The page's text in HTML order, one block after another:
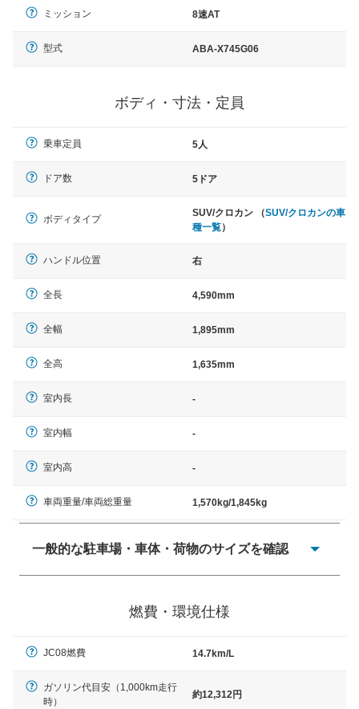
ミッション 8速AT
型式 ABA-X745G06
ボディ・寸法・定員
乗車定員 5人
ドア数 5ドア
ボディタイプ
SUV/クロカン （SUV/クロカンの車
種一覧）
ハンドル位置 右
全長 4,590mm
全幅 1,895mm
全高 1,635mm
室内長 -
室内幅 -
室内高 -
車両重量/車両総重量 1,570kg/1,845kg
一般的な駐車場・車体・荷物のサイズを確認
× 長さ 5,000mm 車路幅 5,000mmというサイズが標準値
燃費・環境仕様
JC08燃費 14.7km/L
ガソリン代目安（1,000km走行
時）
約12,312円